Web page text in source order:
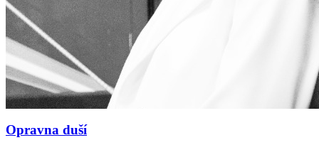
Opravna duší